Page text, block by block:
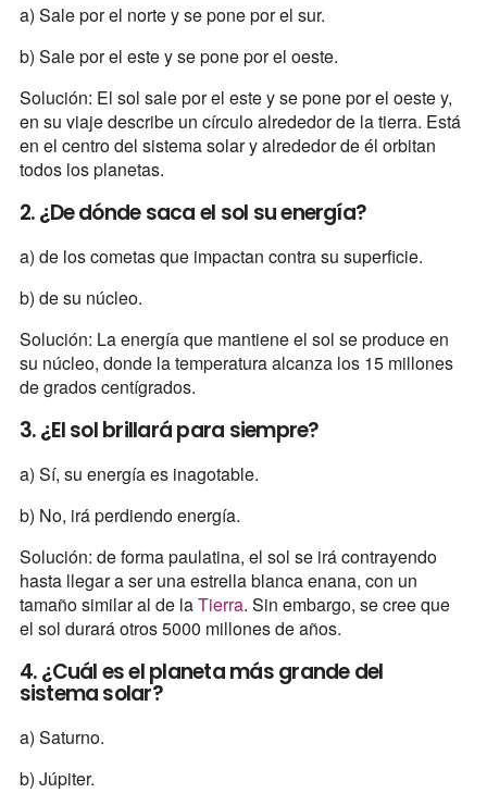
a) Sale por el norte y se pone por el sur.
b) Sale por el este y se pone por el oeste.
Solución: El sol sale por el este y se pone por el oeste y,
en su viaje describe un círculo alrededor de la tierra. Está
en el centro del sistema solar y alrededor de él orbitan
todos los planetas.
2. ¿De dónde saca el sol su energía?
a) de los cometas que impactan contra su superficie.
b) de su núcleo.
Solución: La energía que mantiene el sol se produce en
su núcleo, donde la temperatura alcanza los 15 millones
de grados centígrados.
3. ¿El sol brillará para siempre?
a) Sí, su energía es inagotable.
b) No, irá perdiendo energía.
Solución: de forma paulatina, el sol se irá contrayendo
hasta llegar a ser una estrella blanca enana, con un
tamaño similar al de laTierra. Sin embargo, se cree que
el sol durará otros 5000 millones de años.
4. ¿Cuál es el planeta más grande del
sistema solar?
a) Saturno.
b) Júpiter.